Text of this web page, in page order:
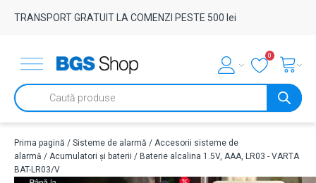
TRANSPORT GRATUIT LA COMENZI PESTE 500 lei
0
Products
search
Prima pagină / Sisteme de alarmă / Accesorii sisteme de
alarmă / Acumulatori și baterii / Baterie alcalina 1.5V, AAA, LR03 - VARTA
BAT-LR03/V